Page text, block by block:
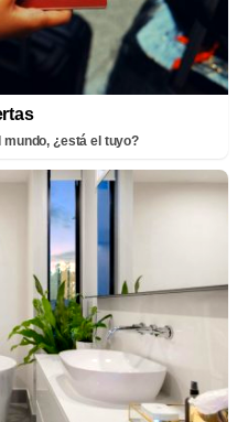
¿está el tuyo?